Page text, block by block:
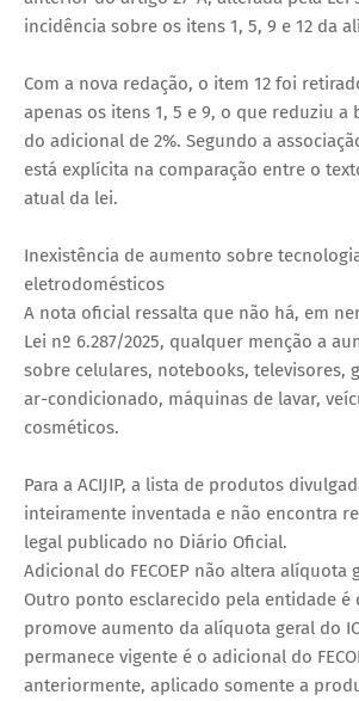
incidência sobre os itens 1, 5, 9 e 12 da
Com a nova redação, o item 12 foi
apenas os itens 1, 5 e 9, o que reduziu a
do adicional de 2%. Segundo a
está explícita na comparação entre o
atual da lei.
Inexistência de aumento sobre
eletrodomésticos
A nota oficial ressalta que não há, em
Lei nº 6.287/2025, qualquer menção a
sobre celulares, notebooks, televisores,
ar-condicionado, máquinas de lavar,
cosméticos.
Para a ACIJIP, a lista de produtos
inteiramente inventada e não encontra
legal publicado no Diário Oficial.
Adicional do FECOEP não altera alíquota
Outro ponto esclarecido pela entidade é
promove aumento da alíquota geral do
permanece vigente é o adicional do
anteriormente, aplicado somente a